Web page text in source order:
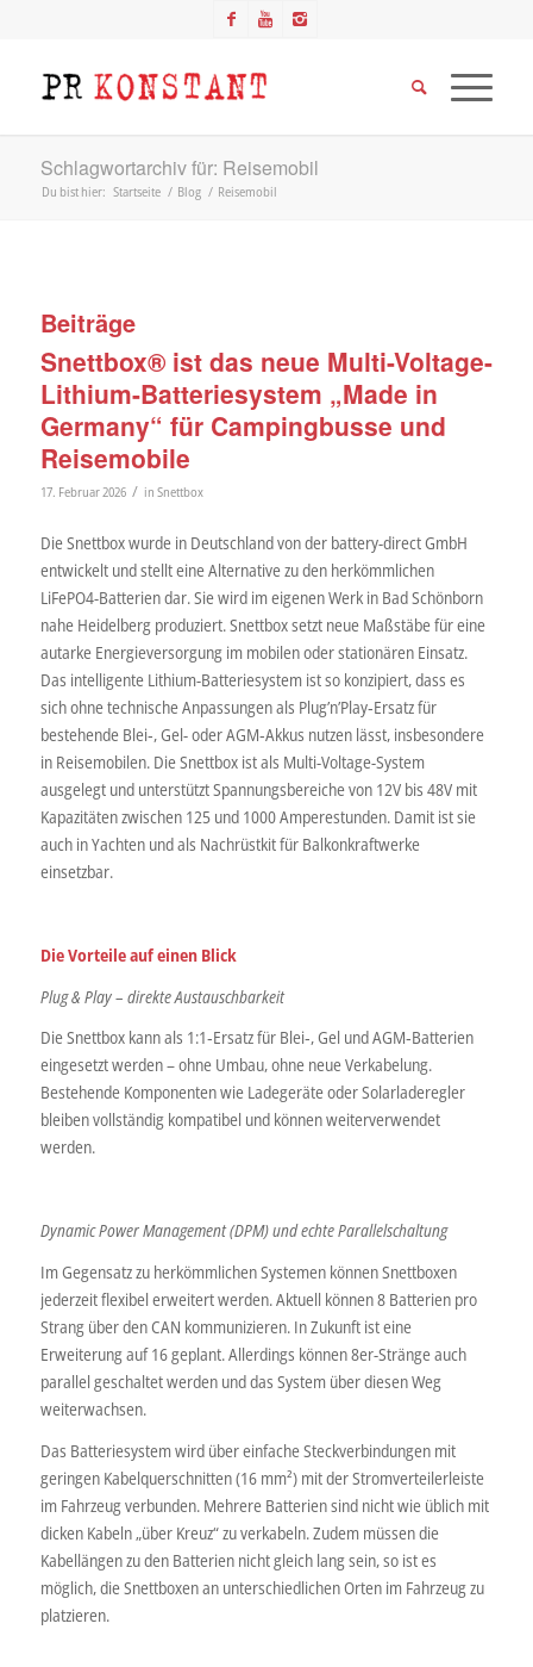
Schlagwortarchiv für: Reisemobil
Du bist hier: Startseite / Blog / Reisemobil
Beiträge
Snettbox® ist das neue Multi-Voltage-
Lithium-Batteriesystem „Made in
Germany“ für Campingbusse und
Reisemobile
17. Februar 2026 / in Snettbox
Die Snettbox wurde in Deutschland von der battery-direct GmbH
entwickelt und stellt eine Alternative zu den herkömmlichen
LiFePO4-Batterien dar. Sie wird im eigenen Werk in Bad Schönborn
nahe Heidelberg produziert. Snettbox setzt neue Maßstäbe für eine
autarke Energieversorgung im mobilen oder stationären Einsatz.
Das intelligente Lithium-Batteriesystem ist so konzipiert, dass es
sich ohne technische Anpassungen als Plug’n’Play‑Ersatz für
bestehende Blei‑, Gel- oder AGM‑Akkus nutzen lässt, insbesondere
in Reisemobilen. Die Snettbox ist als Multi-Voltage-System
ausgelegt und unterstützt Spannungsbereiche von 12V bis 48V mit
Kapazitäten zwischen 125 und 1000 Amperestunden. Damit ist sie
auch in Yachten und als Nachrüstkit für Balkonkraftwerke
einsetzbar.
Die Vorteile auf einen Blick
Plug & Play – direkte Austauschbarkeit
Die Snettbox kann als 1:1‑Ersatz für Blei‑, Gel und AGM‑Batterien
eingesetzt werden – ohne Umbau, ohne neue Verkabelung.
Bestehende Komponenten wie Ladegeräte oder Solarladeregler
bleiben vollständig kompatibel und können weiterverwendet
werden.
Dynamic Power Management (DPM) und echte Parallelschaltung
Im Gegensatz zu herkömmlichen Systemen können Snettboxen
jederzeit flexibel erweitert werden. Aktuell können 8 Batterien pro
Strang über den CAN kommunizieren. In Zukunft ist eine
Erweiterung auf 16 geplant. Allerdings können 8er-Stränge auch
parallel geschaltet werden und das System über diesen Weg
weiterwachsen.
Das Batteriesystem wird über einfache Steckverbindungen mit
geringen Kabelquerschnitten (16 mm²) mit der Stromverteilerleiste
im Fahrzeug verbunden. Mehrere Batterien sind nicht wie üblich mit
dicken Kabeln „über Kreuz“ zu verkabeln. Zudem müssen die
Kabellängen zu den Batterien nicht gleich lang sein, so ist es
möglich, die Snettboxen an unterschiedlichen Orten im Fahrzeug zu
platzieren.